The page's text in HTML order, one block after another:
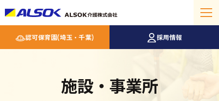
認可保育園(埼玉・千葉) 採用情報
施設・事業所